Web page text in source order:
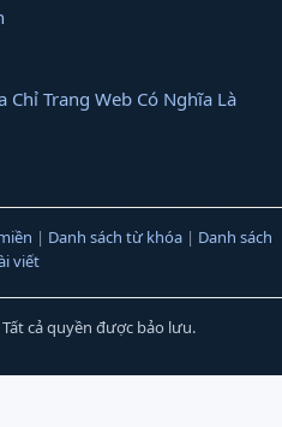
Chỉ Trang Web Có Nghĩa Là
| Danh sách từ khóa | Danh sách
viết
cả quyền được bảo lưu.